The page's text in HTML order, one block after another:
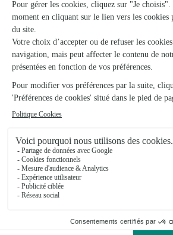
Nature Est Plaisir
Saint Pierre Sur Dives
★★★★★4.4 (9)
5, rue du Marché
Voir la boutique